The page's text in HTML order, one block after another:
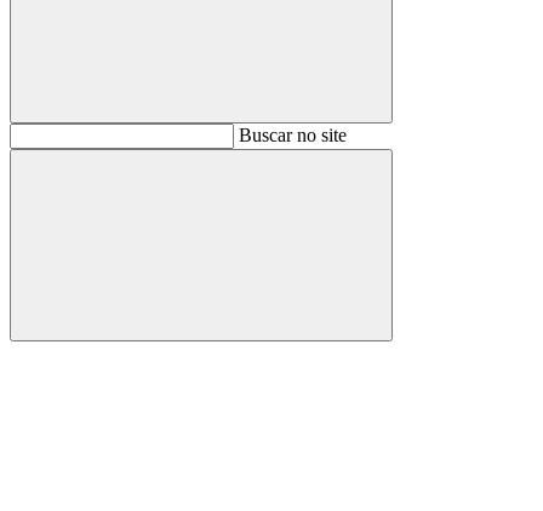
BuscarBuscar no site
Buscar